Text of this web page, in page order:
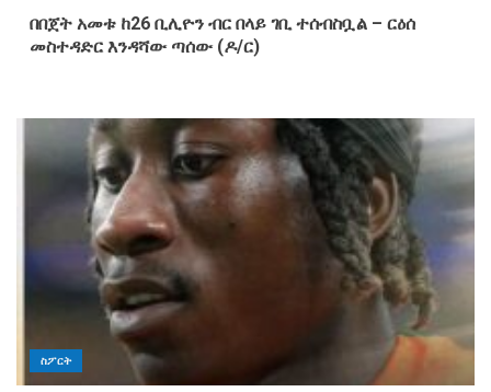
በበጀት አመቱ ከ26 ቢሊዮን ብር በላይ ገቢ ተሰብስቧል – ርዕሰ
መስተዳድር እንዳሻው ጣሰው (ዶ/ር)
ስፖርት